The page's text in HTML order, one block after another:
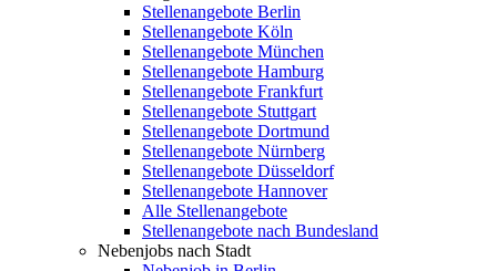
Stellenangebote Berlin
Stellenangebote Köln
Stellenangebote München
Stellenangebote Hamburg
Stellenangebote Frankfurt
Stellenangebote Stuttgart
Stellenangebote Dortmund
Stellenangebote Nürnberg
Stellenangebote Düsseldorf
Stellenangebote Hannover
Alle Stellenangebote
Stellenangebote nach Bundesland
Nebenjobs nach Stadt